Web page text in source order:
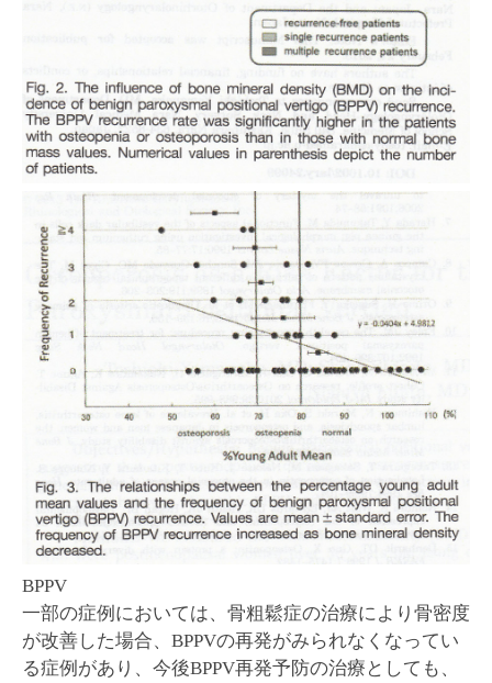
BPPV
一部の症例においては、骨粗鬆症の治療により骨密度
が改善した場合、BPPVの再発がみられなくなってい
る症例があり、今後BPPV再発予防の治療としても、